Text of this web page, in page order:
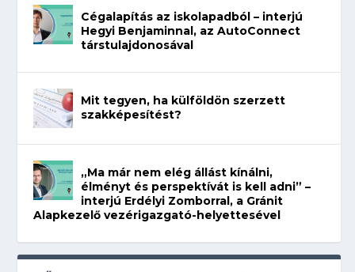
Cégalapítás az iskolapadból – interjú
Hegyi Benjaminnal, az AutoConnect
társtulajdonosával
Mit tegyen, ha külföldön szerzett
szakképesítést?
„Ma már nem elég állást kínálni,
élményt és perspektívát is kell adni” –
interjú Erdélyi Zomborral, a Gránit
Alapkezelő vezérigazgató-helyettesével